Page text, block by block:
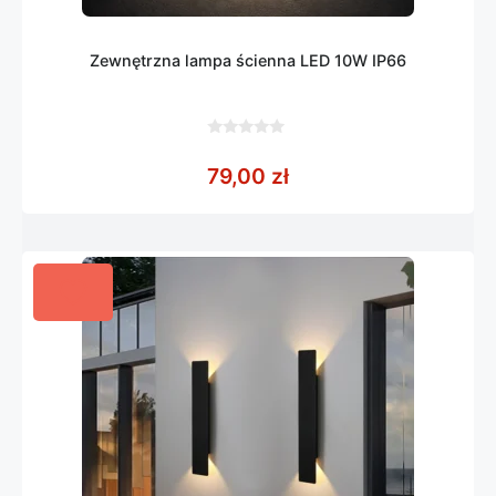
Zewnętrzna lampa ścienna LED 10W IP66
5
79,00 zł